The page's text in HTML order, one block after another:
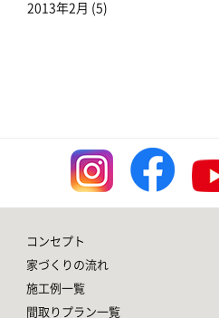
2013年2月 (5)
コンセプト
家づくりの流れ
施工例一覧
間取りプラン一覧